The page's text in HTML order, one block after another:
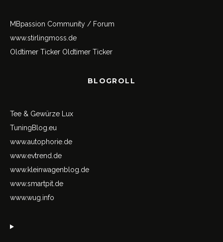
MBpassion Community / Forum
www.stirlingmoss.de
Oldtimer Ticker Oldtimer Ticker
BLOGROLL
Tee & Gewürze Lux
TuningBlog.eu
www.autophorie.de
www.evtrend.de
www.kleinwagenblog.de
www.smartpit.de
www.wug.info